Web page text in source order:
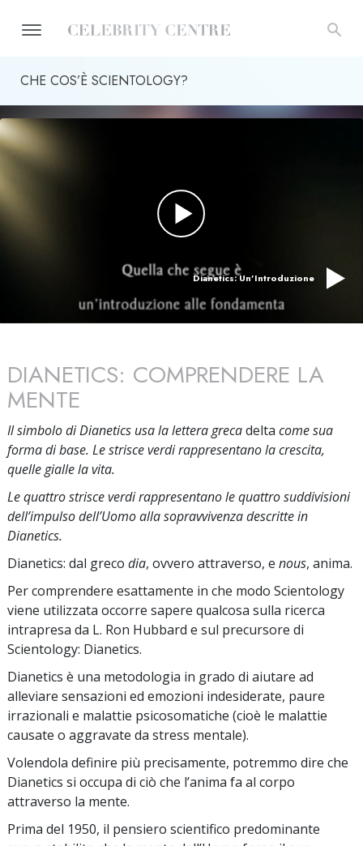
CHE COS’È SCIENTOLOGY?
Dianetics: Un’Introduzione
DIANETICS: COMPRENDERE LA
MENTE
Il simbolo di Dianetics usa la lettera grecadelta come sua
forma di base. Le strisce verdi rappresentano la crescita,
quelle gialle la vita.
Le quattro strisce verdi rappresentano le quattro suddivisioni
dell’impulso dell’Uomo alla sopravvivenza descritte in
Dianetics.
Dianetics: dal greco dia, ovvero attraverso, e nous, anima.
Per comprendere esattamente in che modo Scientology
viene utilizzata occorre sapere qualcosa sulla ricerca
intrapresa da L. Ron Hubbard e sul precursore di
Scientology: Dianetics.
Dianetics è una metodologia in grado di aiutare ad
alleviare sensazioni ed emozioni indesiderate, paure
irrazionali e malattie psicosomatiche (cioè le malattie
causate o aggravate da stress mentale).
Volendola definire più precisamente, potremmo dire che
Dianetics si occupa di ciò che l’anima fa al corpo
attraverso la mente.
Prima del 1950, il pensiero scientifico predominante